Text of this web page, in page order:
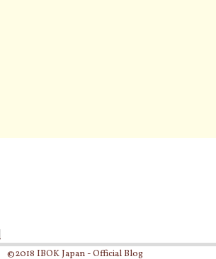
©2018 IBOK Japan - Official Blog